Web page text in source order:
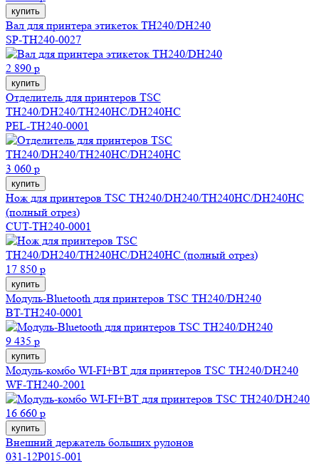
купить
Вал для принтера этикеток TH240/DH240
SP-TH240-0027
2 890 р
купить
Отделитель для принтеров TSC
TH240/DH240/TH240HC/DH240HC
PEL-TH240-0001
3 060 р
купить
Нож для принтеров TSC TH240/DH240/TH240HC/DH240HC
(полный отрез)
CUT-TH240-0001
17 850 р
купить
Модуль-Bluetooth для принтеров TSC TH240/DH240
BT-TH240-0001
9 435 р
купить
Модуль-комбо WI-FI+BT для принтеров TSC TH240/DH240
WF-TH240-2001
16 660 р
купить
Внешний держатель больших рулонов
031-12P015-001